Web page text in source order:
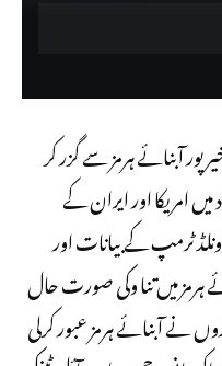
پور آبنائے ہرمز سے گزر کر
امریکا اور ایران کے
ٹرمپ کے بیانات اور
ہرمز میں تنا وکی صورت حال
نے آبنائے ہرمز عبور کرلی